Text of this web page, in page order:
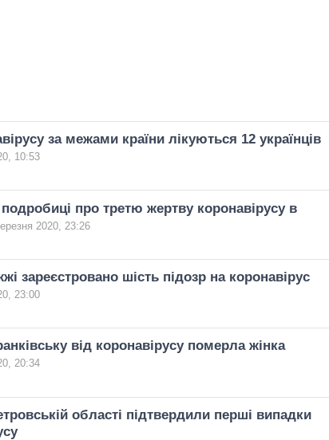
за межами країни лікуються 12 українців
10:53
про третю жертву коронавірусу в
2020, 23:26
зареєстровано шість підозр на коронавірус
23:00
від коронавірусу померла жінка
20:34
області підтвердили перші випадки